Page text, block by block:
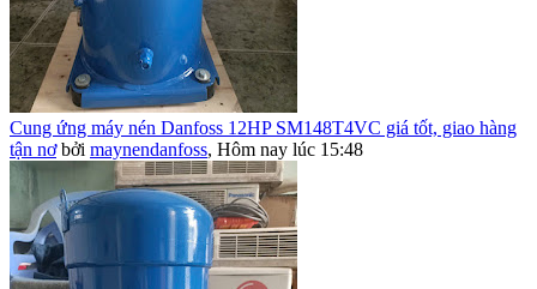
Cung ứng máy nén Danfoss 12HP SM148T4VC giá tốt, giao hàng
tận nơ bởi maynendanfoss, Hôm nay lúc 15:48